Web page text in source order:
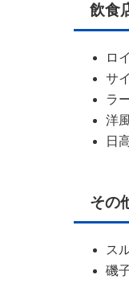
飲食
ロ
サ
ラ
洋
日
その
ス
磯